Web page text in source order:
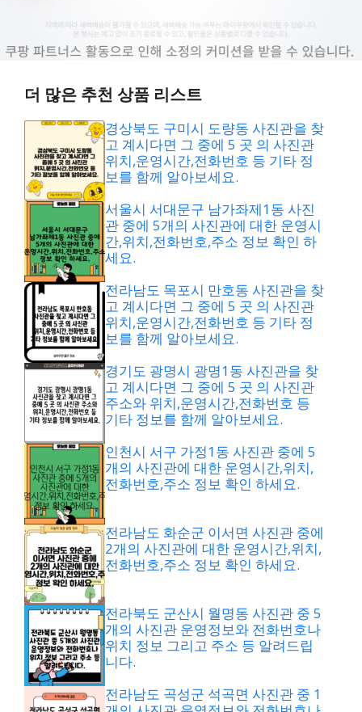
더 많은 추천 상품 리스트
경상북도 구미시 도량동 사진관을 찾
고 계시다면 그 중에 5 곳 의 사진관
위치,운영시간,전화번호 등 기타 정
보를 함께 알아보세요.
서울시 서대문구 남가좌제1동 사진
관 중에 5개의 사진관에 대한 운영시
간,위치,전화번호,주소 정보 확인 하
세요.
전라남도 목포시 만호동 사진관을 찾
고 계시다면 그 중에 5 곳 의 사진관
위치,운영시간,전화번호 등 기타 정
보를 함께 알아보세요.
경기도 광명시 광명1동 사진관을 찾
고 계시다면 그 중에 5 곳 의 사진관
주소와 위치,운영시간,전화번호 등
기타 정보를 함께 알아보세요.
인천시 서구 가정1동 사진관 중에 5
개의 사진관에 대한 운영시간,위치,
전화번호,주소 정보 확인 하세요.
전라남도 화순군 이서면 사진관 중에
2개의 사진관에 대한 운영시간,위치,
전화번호,주소 정보 확인 하세요.
전라북도 군산시 월명동 사진관 중 5
개의 사진관 운영정보와 전화번호나
위치 정보 그리고 주소 등 알려드립
니다.
전라남도 곡성군 석곡면 사진관 중 1